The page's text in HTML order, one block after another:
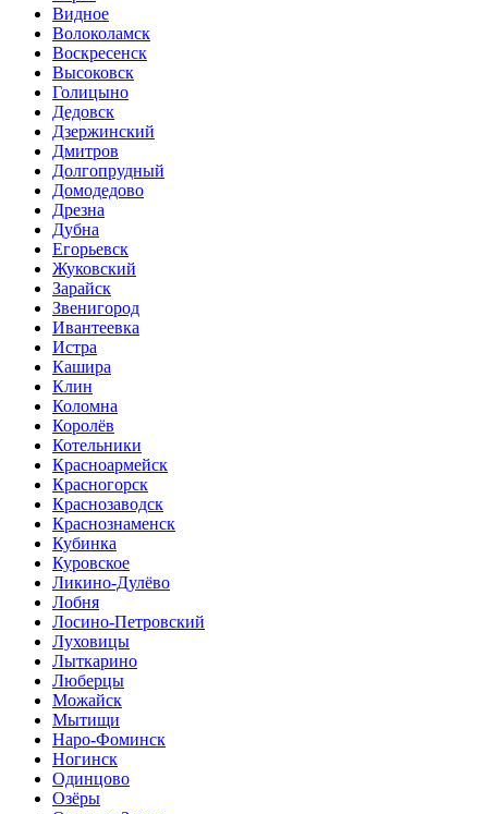
Видное
Волоколамск
Воскресенск
Высоковск
Голицыно
Дедовск
Дзержинский
Дмитров
Долгопрудный
Домодедово
Дрезна
Дубна
Егорьевск
Жуковский
Зарайск
Звенигород
Ивантеевка
Истра
Кашира
Клин
Коломна
Королёв
Котельники
Красноармейск
Красногорск
Краснозаводск
Краснознаменск
Кубинка
Куровское
Ликино-Дулёво
Лобня
Лосино-Петровский
Луховицы
Лыткарино
Люберцы
Можайск
Мытищи
Наро-Фоминск
Ногинск
Одинцово
Озёры